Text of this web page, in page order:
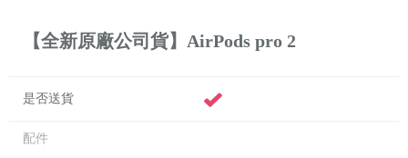
【全新原廠公司貨】AirPods pro 2
是否送貨
配件